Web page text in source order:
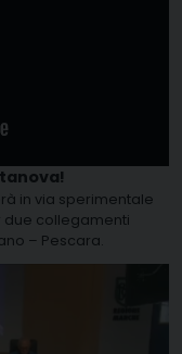
in via sperimentale
due collegamenti
– Pescara.